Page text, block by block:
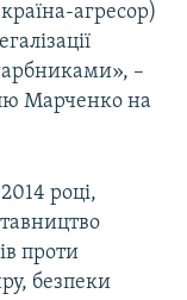
агресор)
–
Марченко на
році,
проти
безпеки